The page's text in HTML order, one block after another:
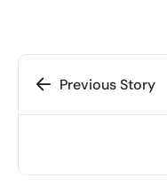
Previous Story